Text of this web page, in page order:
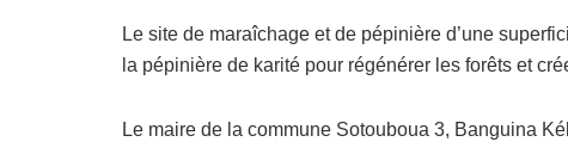
Le site de maraîchage et de pépinière d’une
la pépinière de karité pour régénérer les forêts et
Le maire de la commune Sotouboua 3, Banguina